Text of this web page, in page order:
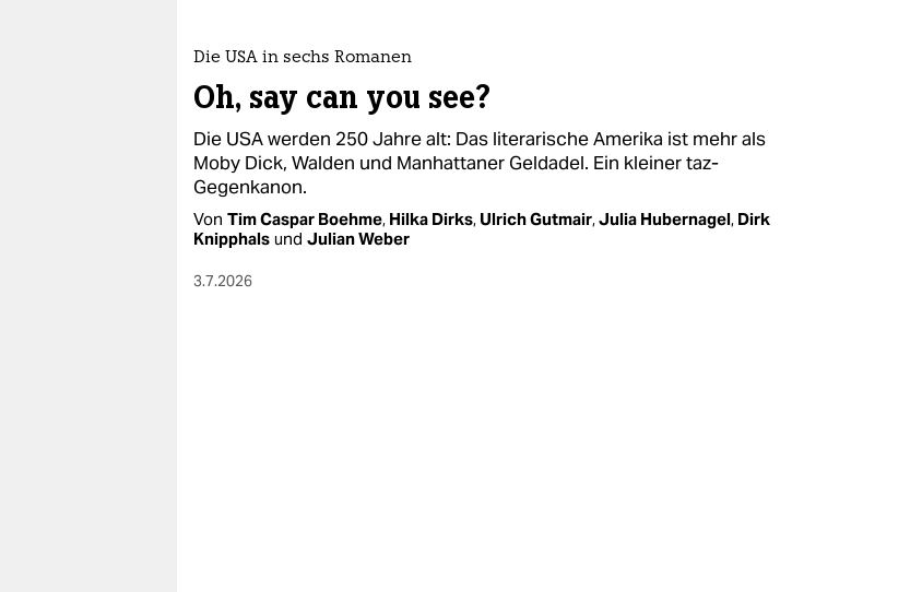
gesellschaft
kultur
sport
berlin
nord
Die USA in sechs Romanen
Oh, say can you see?
Die USA werden 250 Jahre alt: Das literarische Amerika ist mehr als
Moby Dick, Walden und Manhattaner Geldadel. Ein kleiner taz-
Gegenkanon.
Von Tim Caspar Boehme, Hilka Dirks, Ulrich Gutmair,Julia Hubernagel, Dirk
Knipphals und Julian Weber
3.7.2026